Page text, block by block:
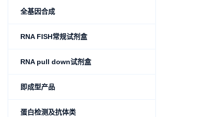
全基因合成
RNA FISH常规试剂盒
RNA pull down试剂盒
即成型产品
蛋白检测及抗体类